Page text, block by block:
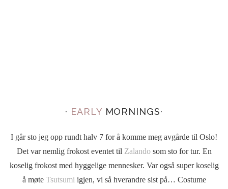
· EARLY MORNINGS·
I går sto jeg opp rundt halv 7 for å komme meg avgårde til Oslo!
Det var nemlig frokost eventet til Zalando som sto for tur. En
koselig frokost med hyggelige mennesker. Var også super koselig
å møte Tsutsumi igjen, vi så hverandre sist på… Costume